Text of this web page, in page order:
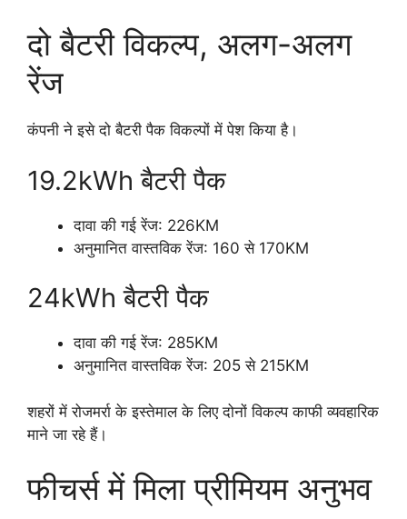
दो बैटरी विकल्प, अलग-अलग
रेंज
कंपनी ने इसे दो बैटरी पैक विकल्पों में पेश किया है।
19.2kWh बैटरी पैक
दावा की गई रेंज: 226KM
अनुमानित वास्तविक रेंज: 160 से 170KM
24kWh बैटरी पैक
दावा की गई रेंज: 285KM
अनुमानित वास्तविक रेंज: 205 से 215KM
शहरों में रोजमर्रा के इस्तेमाल के लिए दोनों विकल्प काफी व्यवहारिक
माने जा रहे हैं।
फीचर्स में मिला प्रीमियम अनुभव